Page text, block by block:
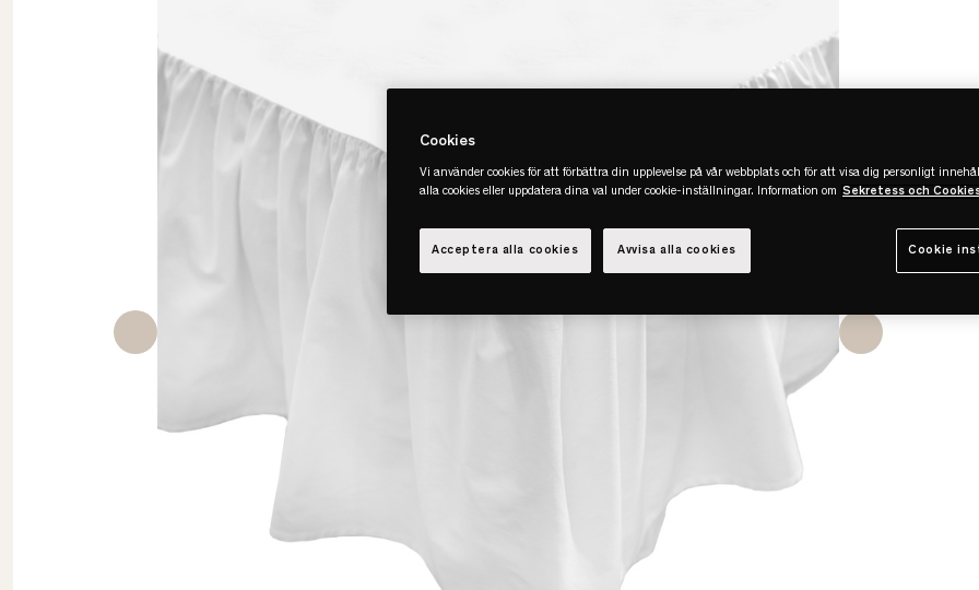
Cookies
Vi använder cookies för att förbättra din upplevelse på vår webbplats och för att visa dig personligt
alla cookies eller uppdatera dina val under cookie-inställningar. Information om Sekretess och
Cookie
Avvisa alla cookies
Acceptera alla cookies